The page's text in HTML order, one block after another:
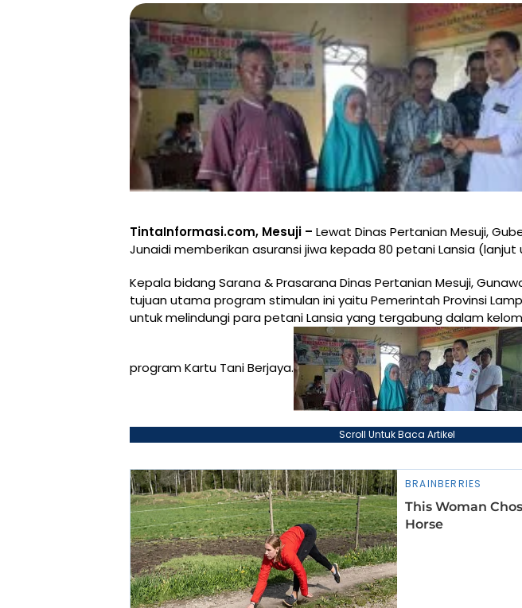
TintaInformasi.com, Mesuji – Lewat Dinas Pertanian Mesuji,
Junaidi memberikan asuransi jiwa kepada 80 petani Lansia (lanjut
Kepala bidang Sarana & Prasarana Dinas Pertanian Mesuji,
tujuan utama program stimulan ini yaitu Pemerintah Provinsi
untuk melindungi para petani Lansia yang tergabung dalam
program Kartu Tani Berjaya.
Scroll Untuk Baca Artikel